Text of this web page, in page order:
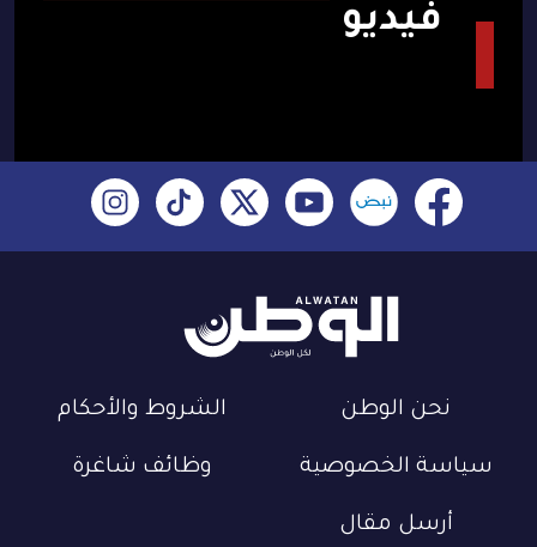
فيديو
نحن الوطن الشروط والأحكام
سياسة الخصوصية وظائف شاغرة
أرسل مقال